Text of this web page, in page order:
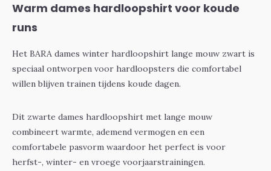
Warm dames hardloopshirt voor koude
runs
Het BARA dames winter hardloopshirt lange mouw zwart is
speciaal ontworpen voor hardloopsters die comfortabel
willen blijven trainen tijdens koude dagen.
Dit zwarte dames hardloopshirt met lange mouw
combineert warmte, ademend vermogen en een
comfortabele pasvorm waardoor het perfect is voor
herfst-, winter- en vroege voorjaarstrainingen.